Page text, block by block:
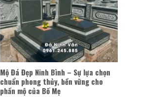
Mộ Đá Đẹp Ninh Bình – Sự lựa chọn
chuẩn phong thủy, bền vững cho
phần mộ của Bố Mẹ